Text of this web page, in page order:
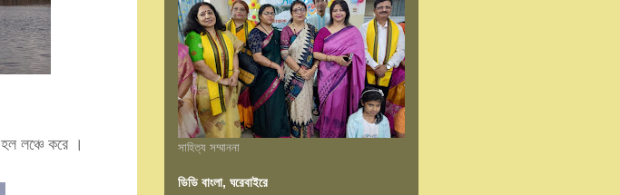
লঞ্চে করে ।
সাহিত্য সম্মাননা
ডিডি বাংলা, ঘরেবাইরে